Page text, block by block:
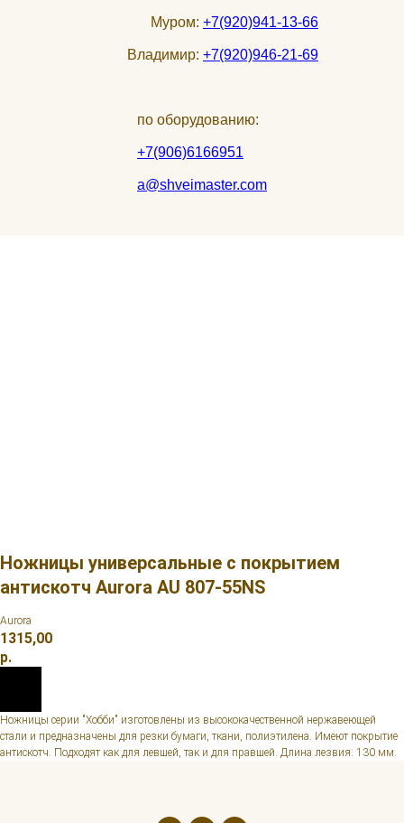
Муром: +7(920)941-13-66
Владимир: +7(920)946-21-69
по оборудованию:
+7(906)6166951
a@shveimaster.com
Ножницы универсальные с покрытием
антискотч Aurora AU 807-55NS
Aurora
1315,00
р.
Ножницы серии "Хобби" изготовлены из высококачественной нержавеющей
стали и предназначены для резки бумаги, ткани, полиэтилена. Имеют покрытие
антискотч. Подходят как для левшей, так и для правшей. Длина лезвия: 130 мм.